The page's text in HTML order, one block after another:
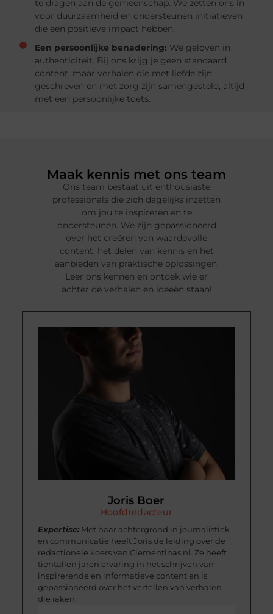
te dragen aan de gemeenschap. We zetten ons in
voor duurzaamheid en ondersteunen initiatieven
die een positieve impact hebben.
Een persoonlijke benadering: We geloven in
authenticiteit. Bij ons krijg je geen standaard
content, maar verhalen die met liefde zijn
geschreven en met zorg zijn samengesteld, altijd
met een persoonlijke toets.
Maak kennis met ons team
Ons team bestaat uit enthousiaste
professionals die zich dagelijks inzetten
om jou te inspireren en te
ondersteunen. We zijn gepassioneerd
over het creëren van waardevolle
content, het delen van kennis en het
aanbieden van praktische oplossingen.
Leer ons kennen en ontdek wie er
achter de verhalen en ideeën staan!
Joris Boer
Hoofdredacteur
Expertise:Met haar achtergrond in journalistiek
en communicatie heeft Joris de leiding over de
redactionele koers van Clementinas.nl. Ze heeft
tientallen jaren ervaring in het schrijven van
inspirerende en informatieve content en is
gepassioneerd over het vertellen van verhalen
die raken.